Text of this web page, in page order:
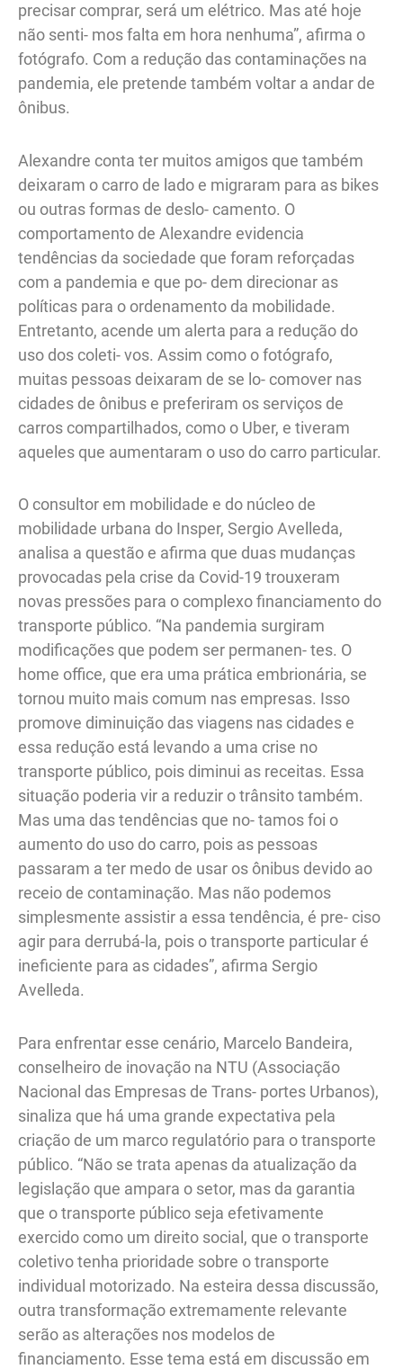
precisar comprar, será um elétrico. Mas até hoje
não senti- mos falta em hora nenhuma”, afirma o
fotógrafo. Com a redução das contaminações na
pandemia, ele pretende também voltar a andar de
ônibus.
Alexandre conta ter muitos amigos que também
deixaram o carro de lado e migraram para as bikes
ou outras formas de deslo- camento. O
comportamento de Alexandre evidencia
tendências da sociedade que foram reforçadas
com a pandemia e que po- dem direcionar as
políticas para o ordenamento da mobilidade.
Entretanto, acende um alerta para a redução do
uso dos coleti- vos. Assim como o fotógrafo,
muitas pessoas deixaram de se lo- comover nas
cidades de ônibus e preferiram os serviços de
carros compartilhados, como o Uber, e tiveram
aqueles que aumentaram o uso do carro particular.
O consultor em mobilidade e do núcleo de
mobilidade urbana do Insper, Sergio Avelleda,
analisa a questão e afirma que duas mudanças
provocadas pela crise da Covid-19 trouxeram
novas pressões para o complexo financiamento do
transporte público. “Na pandemia surgiram
modificações que podem ser permanen- tes. O
home office, que era uma prática embrionária, se
tornou muito mais comum nas empresas. Isso
promove diminuição das viagens nas cidades e
essa redução está levando a uma crise no
transporte público, pois diminui as receitas. Essa
situação poderia vir a reduzir o trânsito também.
Mas uma das tendências que no- tamos foi o
aumento do uso do carro, pois as pessoas
passaram a ter medo de usar os ônibus devido ao
receio de contaminação. Mas não podemos
simplesmente assistir a essa tendência, é pre- ciso
agir para derrubá-la, pois o transporte particular é
ineficiente para as cidades”, afirma Sergio
Avelleda.
Para enfrentar esse cenário, Marcelo Bandeira,
conselheiro de inovação na NTU (Associação
Nacional das Empresas de Trans- portes Urbanos),
sinaliza que há uma grande expectativa pela
criação de um marco regulatório para o transporte
público. “Não se trata apenas da atualização da
legislação que ampara o setor, mas da garantia
que o transporte público seja efetivamente
exercido como um direito social, que o transporte
coletivo tenha prioridade sobre o transporte
individual motorizado. Na esteira dessa discussão,
outra transformação extremamente relevante
serão as alterações nos modelos de
financiamento. Esse tema está em discussão em